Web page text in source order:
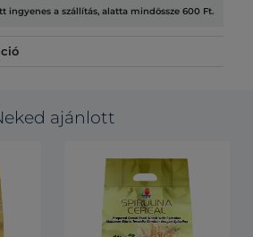
ingyenes a szállítás, alatta mindössze 600 Ft.
ajánlott